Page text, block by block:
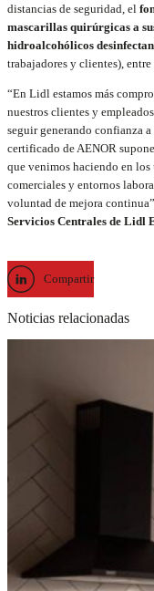
distancias de seguridad, el
mascarillas quirúrgicas a
hidroalcohólicos
trabajadores y clientes),
“En Lidl estamos más
nuestros clientes y
seguir generando confianza
certificado de AENOR
que venimos haciendo en los
comerciales y entornos
voluntad de mejora
Servicios Centrales de Lidl
Compartir
Noticias relacionadas